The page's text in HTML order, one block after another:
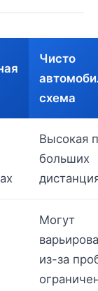
Чисто
схема
Высокая
больших
Могут
из-за